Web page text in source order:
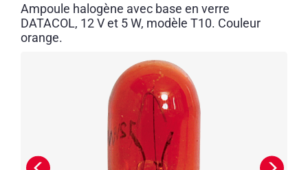
Ampoule halogène avec base en verre
DATACOL, 12 V et 5 W, modèle T10. Couleur
orange.